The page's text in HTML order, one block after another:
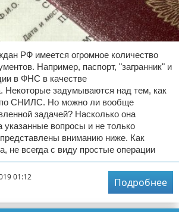
право
и льготы
РФ имеется огромное количество
Например, паспорт, "загранник" и
в ФНС в качестве
Некоторые задумываются над тем, как
СНИЛС. Но можно ли вообще
задачей? Насколько она
указанные вопросы и не только
вниманию ниже. Как
не всегда с виду простые операции
01:12
Подробнее